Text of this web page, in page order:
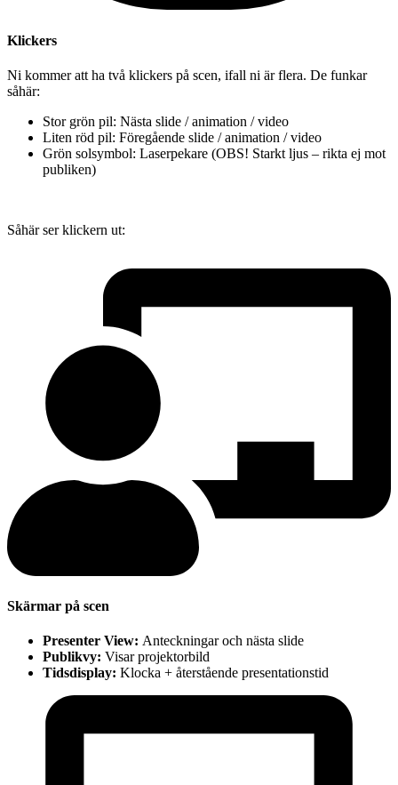
Klickers
Ni kommer att ha två klickers på scen, ifall ni är flera. De funkar
såhär:
Stor grön pil: Nästa slide / animation / video
Liten röd pil: Föregående slide / animation / video
Grön solsymbol: Laserpekare (OBS! Starkt ljus – rikta ej mot
publiken)
Såhär ser klickern ut:
Skärmar på scen
Presenter View: Anteckningar och nästa slide
Publikvy: Visar projektorbild
Tidsdisplay: Klocka + återstående presentationstid